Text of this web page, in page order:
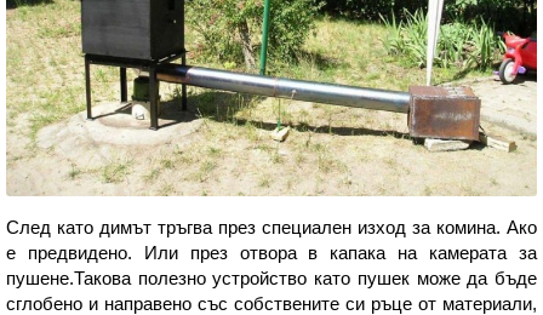
След като димът тръгва през специален изход за комина. Ако
е предвидено. Или през отвора в капака на камерата за
пушене.Такова полезно устройство като пушек може да бъде
сглобено и направено със собствените си ръце от материали,